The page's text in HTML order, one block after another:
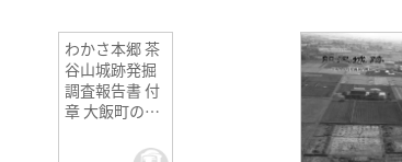
わかさ本郷 茶
谷山城跡発掘
調査報告書 付
章 大飯町の中